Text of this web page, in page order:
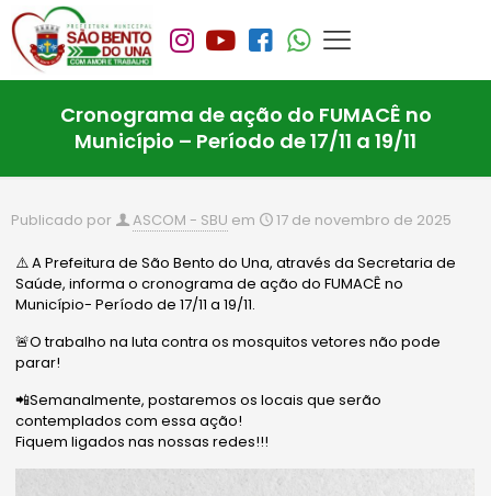
Cronograma de ação do FUMACÊ no
Município – Período de 17/11 a 19/11
Publicado por ASCOM - SBU em 17 de novembro de 2025
⚠️ A Prefeitura de São Bento do Una, através da Secretaria de
Saúde, informa o cronograma de ação do FUMACÊ no
Município- Período de 17/11 a 19/11.
🚨O trabalho na luta contra os mosquitos vetores não pode
parar!
📲Semanalmente, postaremos os locais que serão
contemplados com essa ação!
Fiquem ligados nas nossas redes!!!